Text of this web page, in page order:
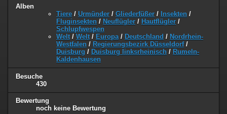
Alben
Tiere / Urmünder / Gliederfüßer / Insekten /
Fluginsekten / Neuflügler / Hautflügler /
Schlupfwespen
Welt / Welt / Europa / Deutschland / Nordrhein-
Westfalen / Regierungsbezirk Düsseldorf/
Duisburg / Duisburg linksrheinisch / Rumeln-
Kaldenhausen
Besuche
430
Bewertung
noch keine Bewertung